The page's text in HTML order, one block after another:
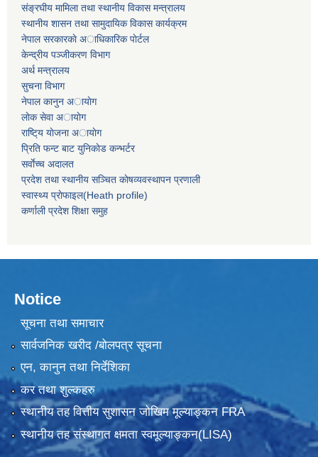
संङ्रघीय मामिला तथा स्थानीय विकास मन्त्रालय
स्थानीय शासन तथा सामुदायिक विकास कार्यक्रम
नेपाल सरकारकाे अाधिकारिक पाेर्टल
केन्द्रीय पञ्जीकरण विभाग
अर्थ मन्त्रालय
सुचना विभाग
नेपाल कानुन अायाेग
लाेक सेवा अायाेग
राष्टि्य याेजना अायाेग
प्रिति फन्ट बाट युनिकाेड कन्भर्टर
सर्वाेच्च अदालत
प्रदेश तथा स्थानीय सञ्चित काेषव्यवस्थापन प्रणाली
स्वास्थ्य प्राेफाइल(Heath profile)
कर्णाली प्रदेश शिक्षा समुह
Notice
सूचना तथा समाचार
सार्वजनिक खरीद /बोलपत्र सूचना
एन, कानुन तथा निर्देशिका
कर तथा शुल्कहरु
स्थानीय तह वित्तीय सुशासन जोखिम मूल्याङ्कन FRA
स्थानीय तह संस्थागत क्षमता स्वमूल्याङ्कन(LISA)